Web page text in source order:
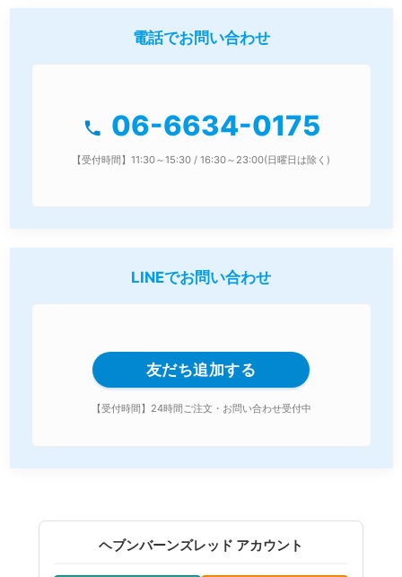
電話でお問い合わせ
phone 06-6634-0175
【受付時間】11:30～15:30 / 16:30～23:00(日曜日は除く)
LINEでお問い合わせ
友だち追加する
【受付時間】24時間ご注文・お問い合わせ受付中
ヘブンバーンズレッド アカウント